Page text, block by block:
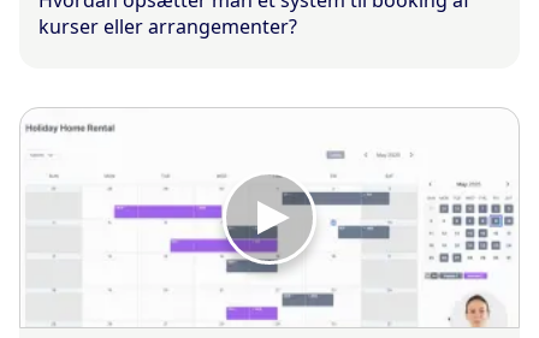
kurser eller arrangementer?